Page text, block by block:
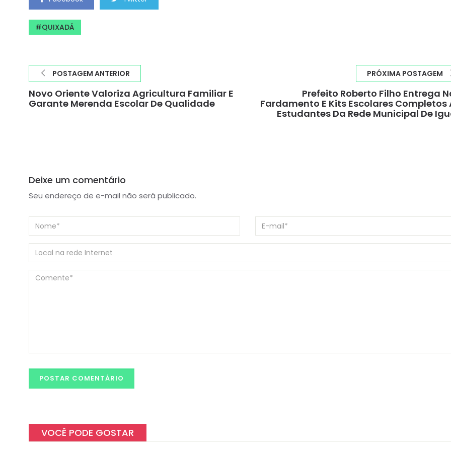
QUIXADÁ
POSTAGEM ANTERIOR
Novo Oriente Valoriza Agricultura Familiar E
Garante Merenda Escolar De Qualidade
PRÓXIMA POSTAGEM
Prefeito Roberto Filho Entrega
Fardamento E Kits Escolares Completos
Estudantes Da Rede Municipal De
Deixe um comentário
Seu endereço de e-mail não será publicado.
VOCÊ PODE GOSTAR